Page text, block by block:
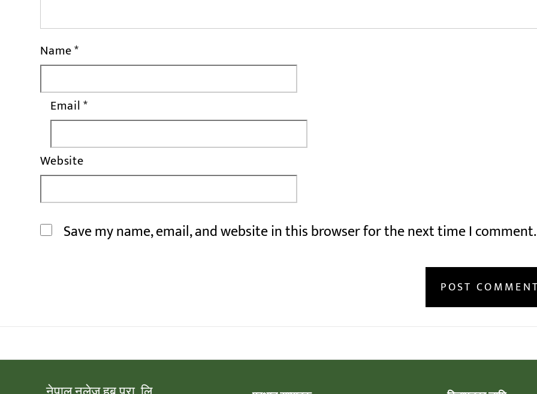
Name*
Email*
Website
Save my name, email, and website in this browser for the next time I comment.